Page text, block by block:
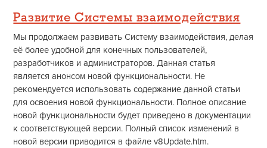
Развитие Системы взаимодействия
Мы продолжаем развивать Систему взаимодействия, делая
её более удобной для конечных пользователей,
разработчиков и администраторов. Данная статья
является анонсом новой функциональности. Не
рекомендуется использовать содержание данной статьи
для освоения новой функциональности. Полное описание
новой функциональности будет приведено в документации
к соответствующей версии. Полный список изменений в
новой версии приводится в файле v8Update.htm.